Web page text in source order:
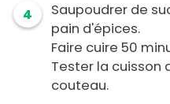
4
Saupoudrer de
pain d'épices.
Faire cuire 50
Tester la cuisson
couteau.